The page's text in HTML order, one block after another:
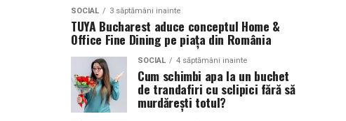
SOCIAL 3 săptămâni inainte
TUYA Bucharest aduce conceptul Home &
Office Fine Dining pe piața din România
SOCIAL 4 săptămâni inainte
Cum schimbi apa la un buchet
de trandafiri cu sclipici fără să
murdărești totul?